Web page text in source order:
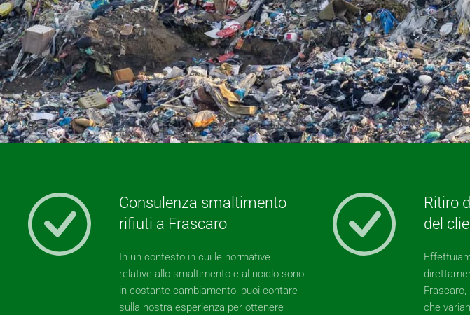
Consulenza smaltimento
rifiuti a Frascaro
In un contesto in cui le normative
relative allo smaltimento e al riciclo sono
in costante cambiamento, puoi contare
sulla nostra esperienza per ottenere
Ritiro
del
che